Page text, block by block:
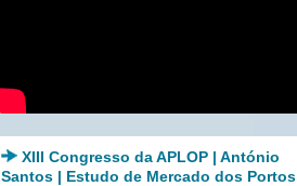
XIII Congresso da APLOP | António
Santos | Estudo de Mercado dos Portos